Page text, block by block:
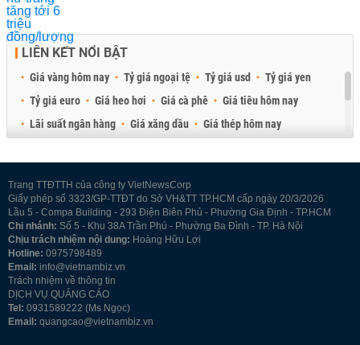
LIÊN KẾT NỔI BẬT
Giá vàng hôm nay Tỷ giá ngoại tệ Tỷ giá usd
Tỷ giá yen
Tỷ giá euro
Giá heo hơi Giá cà phê
Giá tiêu hôm nay
Lãi suất ngân hàng
Giá xăng dầu
Giá thép hôm nay
Trang TTĐTTH của công ty VietNewsCorp
Giấy phép số 3323/GP-TTĐT do Sở VH&TT TP.HCM cấp ngày 20/3/2026
Lầu 5 - Compa Building - 293 Điện Biên Phủ - Phường Gia Định - TP.HCM
Chi nhánh: Số 5 - Khu 38A Trần Phú - Phường Ba Đình - TP. Hà Nội
Chịu trách nhiệm nội dung: Hoàng Hữu Lợi
Hotline: 0975798489
Email: info@vietnambiz.vn
Trách nhiệm về thông tin
DỊCH VỤ QUẢNG CÁO
Tel: 0931589222 (Ms Ngọc)
Email: quangcao@vietnambiz.vn